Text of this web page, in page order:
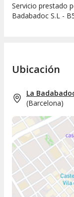
Servicio prestado
Badabadoc S.L -
Ubicación
La
(Barcelona)